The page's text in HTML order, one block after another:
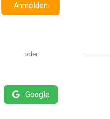
Anmelden
oder
Google